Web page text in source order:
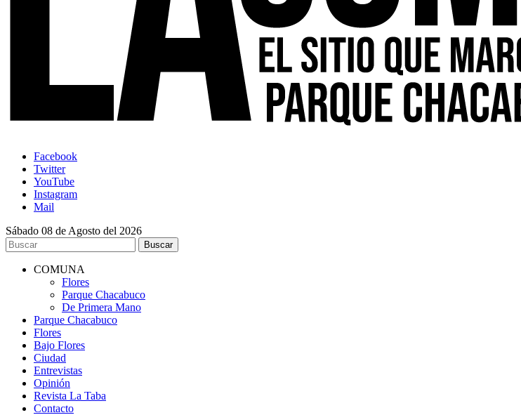
Facebook
Twitter
YouTube
Instagram
Mail
Sábado 08 de Agosto del 2026
COMUNA
Flores
Parque Chacabuco
De Primera Mano
Parque Chacabuco
Flores
Bajo Flores
Ciudad
Entrevistas
Opinión
Revista La Taba
Contacto